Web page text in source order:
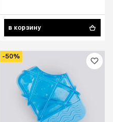
в корзину
-50%